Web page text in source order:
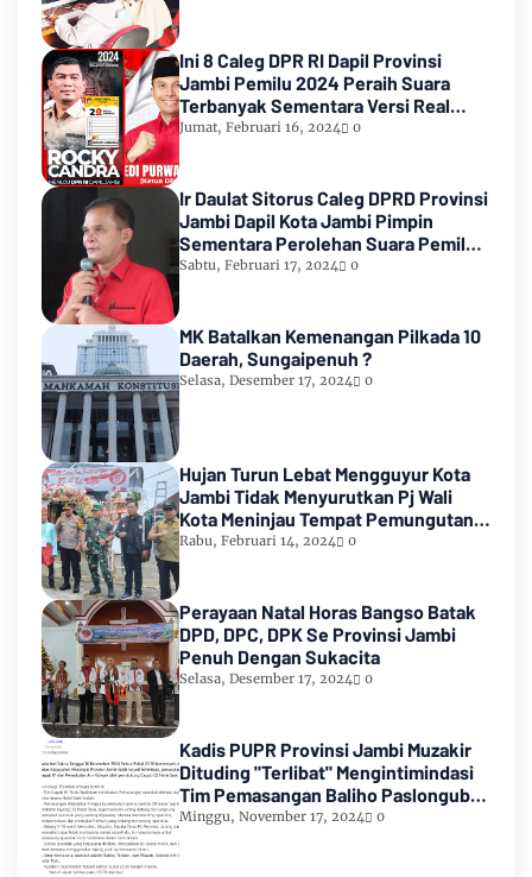
Ini 8 Caleg DPR RI Dapil Provinsi
Jambi Pemilu 2024 Peraih Suara
Terbanyak Sementara Versi Real
Count KPU RI
Jumat, Februari 16, 2024 0
Ir Daulat Sitorus Caleg DPRD Provinsi
Jambi Dapil Kota Jambi Pimpin
Sementara Perolehan Suara Pemilu
2024
Sabtu, Februari 17, 2024 0
MK Batalkan Kemenangan Pilkada 10
Daerah, Sungaipenuh ?
Selasa, Desember 17, 2024 0
Hujan Turun Lebat Mengguyur Kota
Jambi Tidak Menyurutkan Pj Wali
Kota Meninjau Tempat Pemungutan
Suara Pemilu 2024
Rabu, Februari 14, 2024 0
Perayaan Natal Horas Bangso Batak
DPD, DPC, DPK Se Provinsi Jambi
Penuh Dengan Sukacita
Selasa, Desember 17, 2024 0
Kadis PUPR Provinsi Jambi Muzakir
Dituding "Terlibat" Mengintimindasi
Tim Pemasangan Baliho Paslongub
Romi-Sudirman
Minggu, November 17, 2024 0